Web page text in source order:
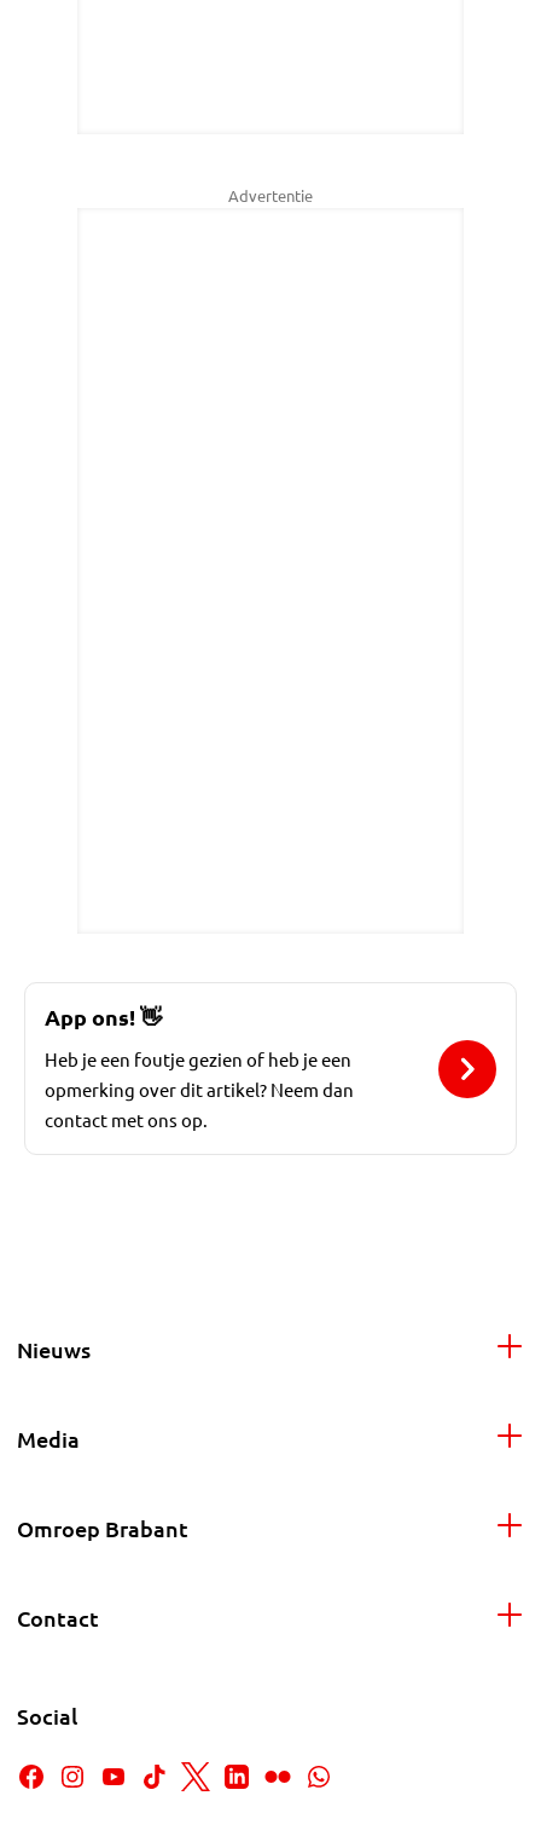
Advertentie
App ons!👋
Heb je een foutje gezien of heb je een
opmerking over dit artikel? Neem dan
contact met ons op.
Nieuws
Media
Omroep Brabant
Contact
Social